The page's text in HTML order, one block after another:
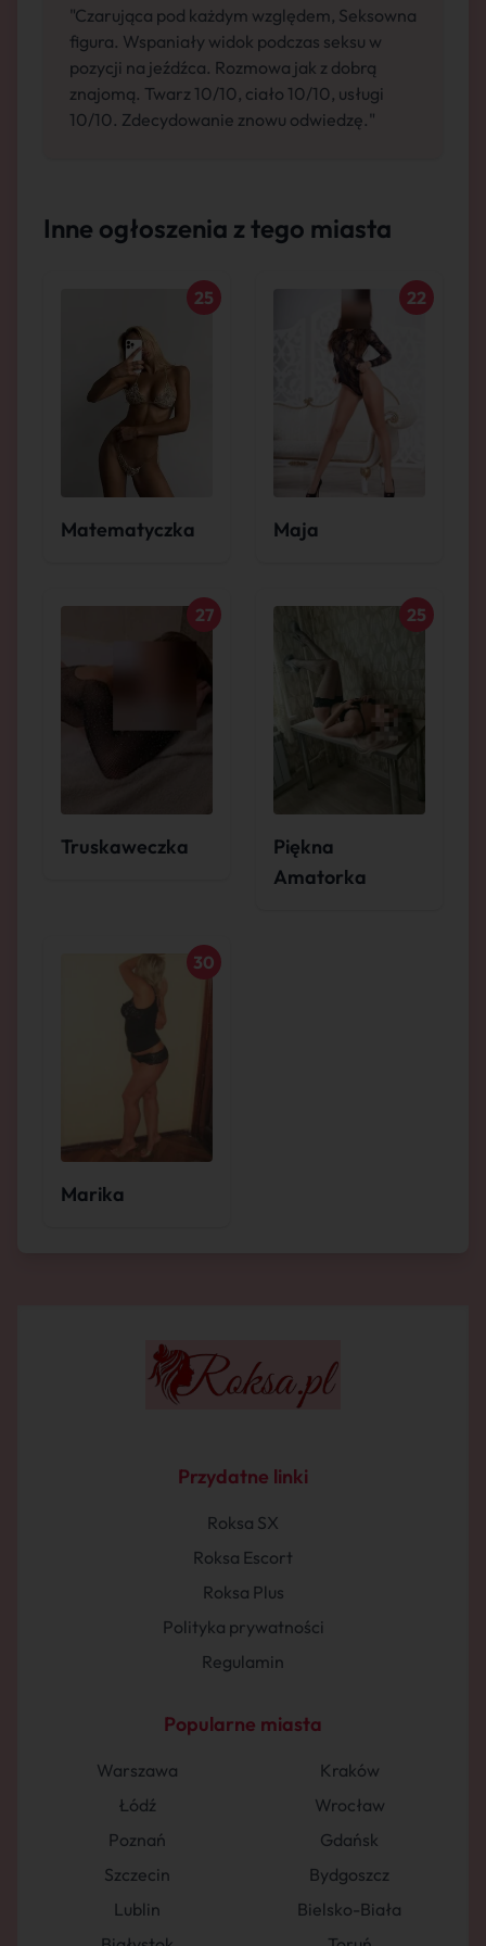
"Czarująca pod każdym względem, Seksowna
figura. Wspaniały widok podczas seksu w
pozycji na jeźdźca. Rozmowa jak z dobrą
znajomą. Twarz 10/10, ciało 10/10, usługi
10/10. Zdecydowanie znowu odwiedzę."
Inne ogłoszenia z tego miasta
Matematyczka
25
Maja
22
Truskaweczka
27
Piękna
Amatorka
25
Marika
30
Przydatne linki
Roksa SX
Roksa Escort
Roksa Plus
Polityka prywatności
Regulamin
Popularne miasta
Warszawa
Kraków
Łódź
Wrocław
Poznań
Gdańsk
Szczecin
Bydgoszcz
Lublin
Bielsko-Biała